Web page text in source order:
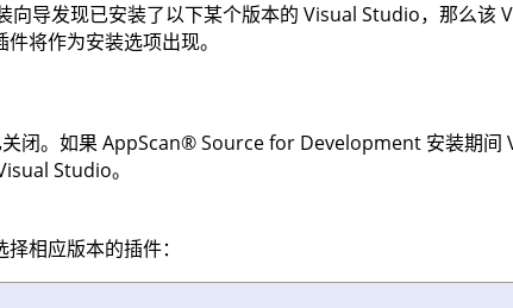
向导发现已安装了以下某个版本的 Visual Studio，那么该
将作为安装选项出现。
闭。如果 AppScan®Source for Development安装期间
Studio。
相应版本的插件：